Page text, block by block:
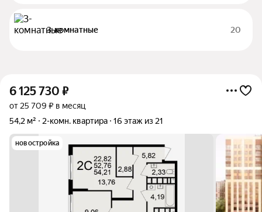
3-комнатные 20
6 125 730 ₽
от 25 709 ₽ в месяц
54,2 м²
2-комн. квартира 16 этаж из 21
новостройка